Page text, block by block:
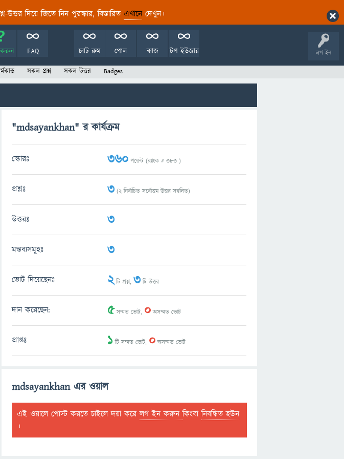
উত্তর দিয়ে জিতে নিন পুরস্কার, বিস্তারিত এখানেদেখুন।
লগ ইন
করুন FAQ টপ ইউজার
ব্যাজ
পোল
চ্যাট রুম
সকল প্রশ্ন সকল উত্তর Badges
"mdsayankhan" র কার্যক্রম
স্কোরঃ 360 পয়েন্ট (র‌্যাংক #383 )
প্রশ্নঃ 3 (2নির্বাচিত সর্বোত্তম উত্তর সম্বলিত)
উত্তরঃ 3
মন্তব্যসমূহঃ 3
ভোট দিয়েছেনঃ 2টি প্রশ্ন, 3টি উত্তর
দান করেছেন: 5সম্মত ভোট, 0অসম্মত ভোট
প্রাপ্তঃ 1টি সম্মত ভোট, 0অসম্মত ভোট
mdsayankhan এর ওয়াল
এই ওয়ালে পোস্ট করতে চাইলে দয়া করেলগ ইন করুনকিংবানিবন্ধিত হউন
।